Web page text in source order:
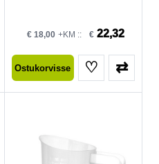
€ 18,00 +KM :: € 22,32
Ostukorvisse ♡ ⇄